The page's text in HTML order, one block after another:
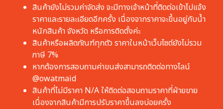
สินค้ายังไม่รวมค่าจัดส่ง จะมีทางเจ้าหน้าที่ติดต่อเข้าไปแจ้ง
ราคาและรายละเอียดอีกครั้ง เนื่องจากราคาจะขึ้นอยู่กับน้ำ
หนักสินค้า จังหวัด หรือการติดตั้งค่ะ
สินค้าหรือผลิตภัณฑ์ทุกตัว ราคาในหน้าเว็บไซต์ยังไม่รวม
ภาษี 7%
หากต้องการสอบถามค่าขนส่งสามารถติดต่อทางไลน์
@owatmaid
สินค้าที่ไม่มีราคา N/A ให้ติดต่อสอบถามราคาที่ฝ่ายขาย
เนื่องจากสินค้ามีการปรับราคาขึ้นลงบ่อยครั้ง